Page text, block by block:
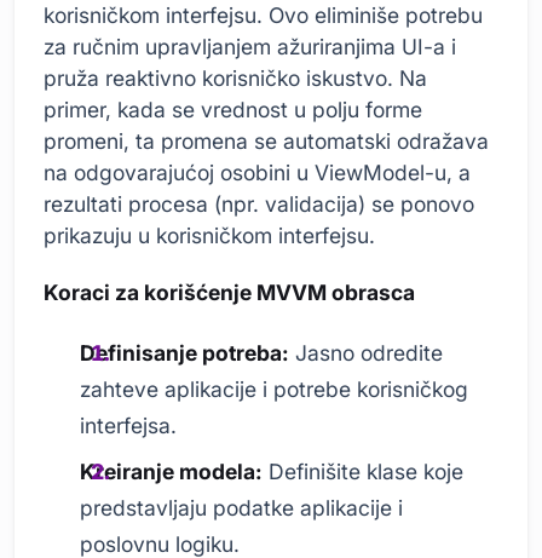
korisničkom interfejsu. Ovo eliminiše potrebu
za ručnim upravljanjem ažuriranjima UI-a i
pruža reaktivno korisničko iskustvo. Na
primer, kada se vrednost u polju forme
promeni, ta promena se automatski odražava
na odgovarajućoj osobini u ViewModel-u, a
rezultati procesa (npr. validacija) se ponovo
prikazuju u korisničkom interfejsu.
Koraci za korišćenje MVVM obrasca
Definisanje potreba: Jasno odredite
zahteve aplikacije i potrebe korisničkog
interfejsa.
Kreiranje modela: Definišite klase koje
predstavljaju podatke aplikacije i
poslovnu logiku.